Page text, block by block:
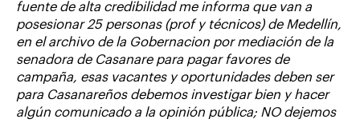
fuente de alta credibilidad me informa que van a
posesionar 25 personas (prof y técnicos) de Medellín,
en el archivo de la Gobernacion por mediación de la
senadora de Casanare para pagar favores de
campaña, esas vacantes y oportunidades deben ser
para Casanareños debemos investigar bien y hacer
algún comunicado a la opinión pública; NO dejemos